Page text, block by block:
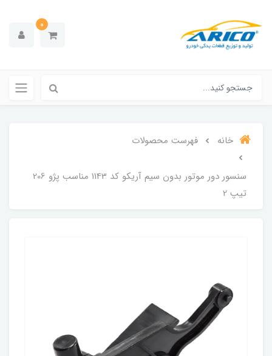
0
خانه فهرست محصولات
سنسور دور موتور بدون سیم آریکو کد 1143 مناسب پژو 206
تیپ 2